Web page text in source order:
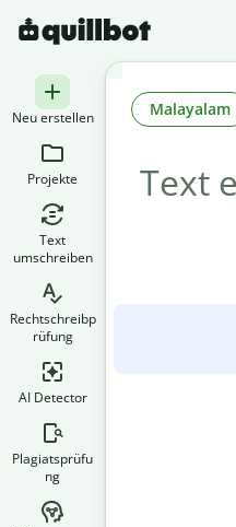
Neu erstellen
Projekte
Text
umschreiben
Rechtschreibp
rüfung
AI Detector
Plagiatsprüfu
ng
Malayalam